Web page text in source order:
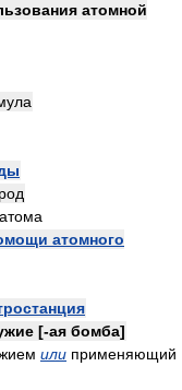
атомной
атомного
[-ая бомба]
или применяющий